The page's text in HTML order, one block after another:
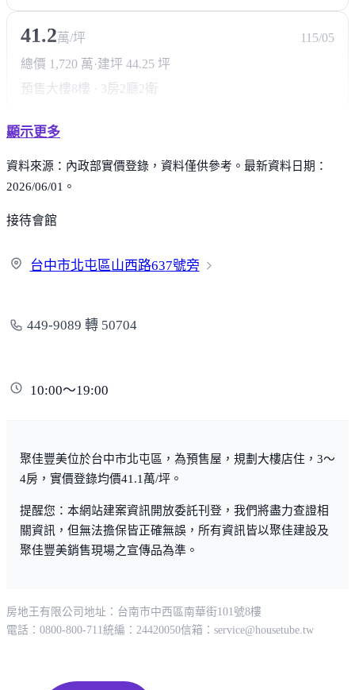
41.2萬/坪
115/05
總價 1,720 萬 ·建坪 44.25 坪
預售大樓8樓 · 3房2廳2衛
顯示更多
資料來源：內政部實價登錄，資料僅供參考。最新資料日期：
2026/06/01。
接待會館
台中市北屯區山西路637號旁
449-9089 轉 50704
10:00～19:00
聚佳豐美位於台中市北屯區，為預售屋，規劃大樓店住，3～
4房，實價登錄均價41.1萬/坪。
提醒您：本網站建案資訊開放委託刊登，我們將盡力查證相
關資訊，但無法擔保皆正確無誤，所有資訊皆以聚佳建設及
聚佳豐美銷售現場之宣傳品為準。
房地王有限公司 地址：台南市中西區南華街101號8樓
電話：0800-800-711 統編：24420050信箱： service@housetube.tw